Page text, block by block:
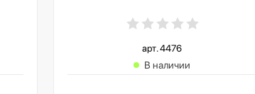
арт. 4476
В наличии